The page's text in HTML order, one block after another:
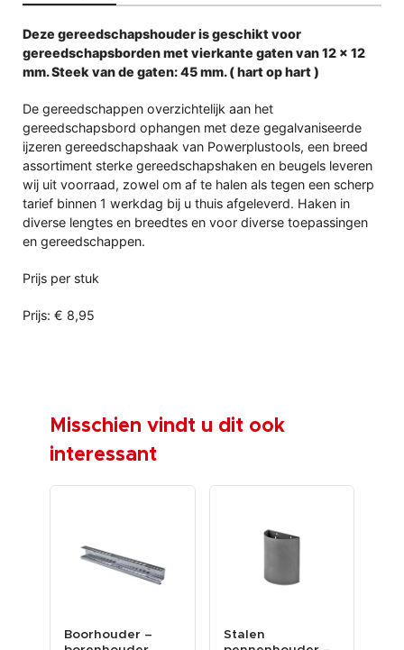
Deze gereedschapshouder is geschikt voor
gereedschapsborden met vierkante gaten van 12 x 12
mm. Steek van de gaten: 45 mm. ( hart op hart )
De gereedschappen overzichtelijk aan het
gereedschapsbord ophangen met deze gegalvaniseerde
ijzeren gereedschapshaak van Powerplustools, een breed
assortiment sterke gereedschapshaken en beugels leveren
wij uit voorraad, zowel om af te halen als tegen een scherp
tarief binnen 1 werkdag bij u thuis afgeleverd. Haken in
diverse lengtes en breedtes en voor diverse toepassingen
en gereedschappen.
Prijs per stuk
Prijs: € 8,95
Misschien vindt u dit ook
interessant
Boorhouder –
Stalen